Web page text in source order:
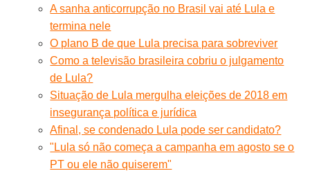
A sanha anticorrupção no Brasil vai até Lula e
termina nele
O plano B de que Lula precisa para sobreviver
Como a televisão brasileira cobriu o julgamento
de Lula?
Situação de Lula mergulha eleições de 2018 em
insegurança política e jurídica
Afinal, se condenado Lula pode ser candidato?
"Lula só não começa a campanha em agosto se o
PT ou ele não quiserem"